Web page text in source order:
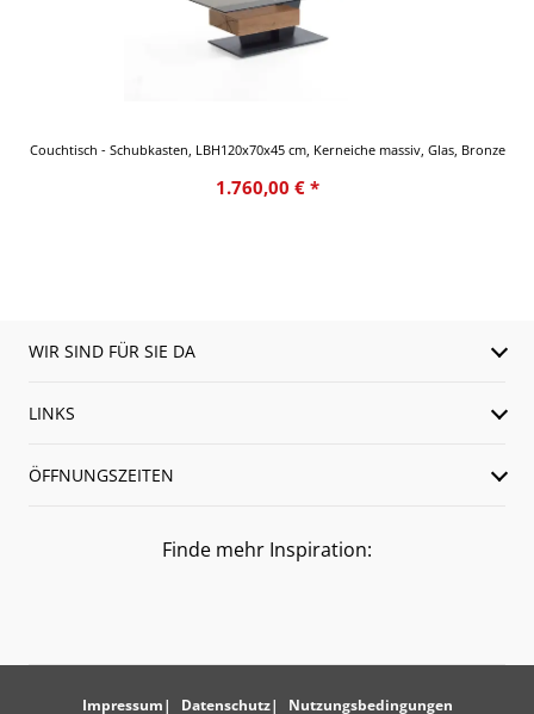
Couchtisch - Schubkasten, LBH120x70x45 cm, Kerneiche massiv, Glas, Bronze
1.760,00 € *
WIR SIND FÜR SIE DA
LINKS
ÖFFNUNGSZEITEN
Finde mehr Inspiration:
Impressum Datenschutz Nutzungsbedingungen